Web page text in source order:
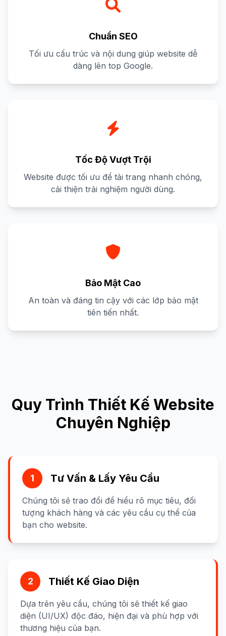
Chuẩn SEO
Tối ưu cấu trúc và nội dung giúp website dễ
dàng lên top Google.
Tốc Độ Vượt Trội
Website được tối ưu để tải trang nhanh chóng,
cải thiện trải nghiệm người dùng.
Bảo Mật Cao
An toàn và đáng tin cậy với các lớp bảo mật
tiên tiến nhất.
Quy Trình Thiết Kế Website
Chuyên Nghiệp
1 Tư Vấn & Lấy Yêu Cầu
Chúng tôi sẽ trao đổi để hiểu rõ mục tiêu, đối
tượng khách hàng và các yêu cầu cụ thể của
bạn cho website.
2 Thiết Kế Giao Diện
Dựa trên yêu cầu, chúng tôi sẽ thiết kế giao
diện (UI/UX) độc đáo, hiện đại và phù hợp với
thương hiệu của bạn.